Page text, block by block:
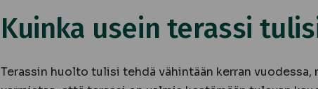
Kuinka usein terassi
Terassin huolto tulisi tehdä vähintään kerran vuodessa,